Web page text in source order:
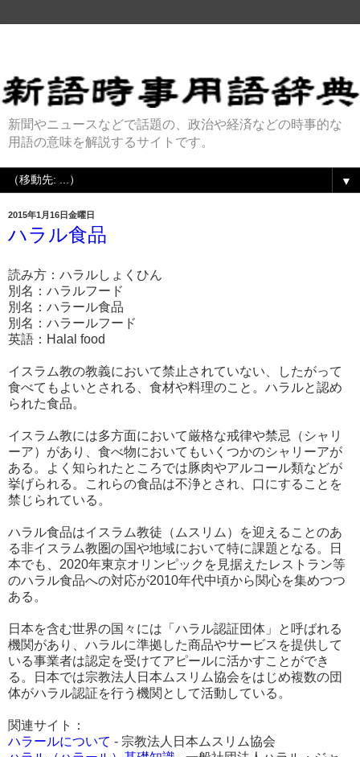
新聞やニュースなどで話題の、政治や経済などの時事的な
用語の意味を解説するサイトです。
▼
2015年1月16日金曜日
ハラル食品
読み方：ハラルしょくひん
別名：ハラルフード
別名：ハラール食品
別名：ハラールフード
英語：Halal food
イスラム教の教義において禁止されていない、したがって
食べてもよいとされる、食材や料理のこと。ハラルと認め
られた食品。
イスラム教には多方面において厳格な戒律や禁忌（シャリ
ーア）があり、食べ物においてもいくつかのシャリーアが
ある。よく知られたところでは豚肉やアルコール類などが
挙げられる。これらの食品は不浄とされ、口にすることを
禁じられている。
ハラル食品はイスラム教徒（ムスリム）を迎えることのあ
る非イスラム教圏の国や地域において特に課題となる。日
本でも、2020年東京オリンピックを見据えたレストラン等
のハラル食品への対応が2010年代中頃から関心を集めつつ
ある。
日本を含む世界の国々には「ハラル認証団体」と呼ばれる
機関があり、ハラルに準拠した商品やサービスを提供して
いる事業者は認定を受けてアピールに活かすことができ
る。日本では宗教法人日本ムスリム協会をはじめ複数の団
体がハラル認証を行う機関として活動している。
関連サイト：
ハラールについて - 宗教法人日本ムスリム協会